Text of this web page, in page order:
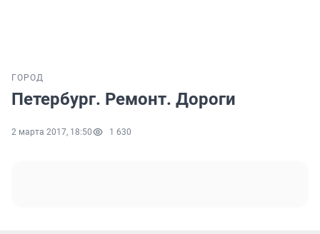
ГОРОД
Петербург. Ремонт. Дороги
2 марта 2017, 18:50 1 630